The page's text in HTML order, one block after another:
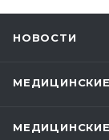
НОВОСТИ